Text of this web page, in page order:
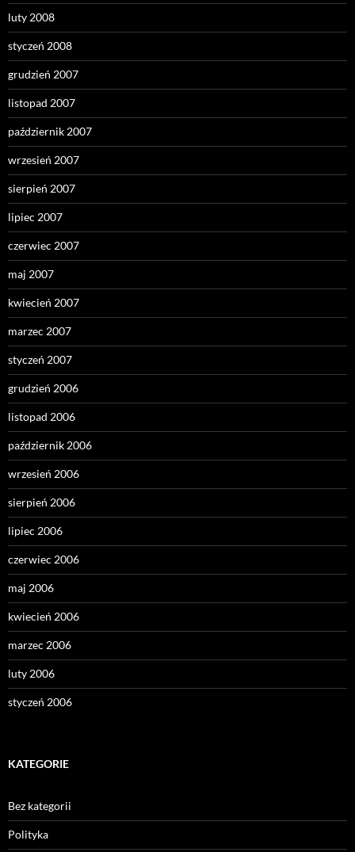
luty 2008
styczeń 2008
grudzień 2007
listopad 2007
październik 2007
wrzesień 2007
sierpień 2007
lipiec 2007
czerwiec 2007
maj 2007
kwiecień 2007
marzec 2007
styczeń 2007
grudzień 2006
listopad 2006
październik 2006
wrzesień 2006
sierpień 2006
lipiec 2006
czerwiec 2006
maj 2006
kwiecień 2006
marzec 2006
luty 2006
styczeń 2006
KATEGORIE
Bez kategorii
Polityka